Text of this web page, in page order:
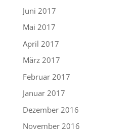
Juni 2017
Mai 2017
April 2017
März 2017
Februar 2017
Januar 2017
Dezember 2016
November 2016